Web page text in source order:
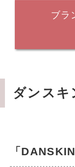
ブラ
ダンスキ
「